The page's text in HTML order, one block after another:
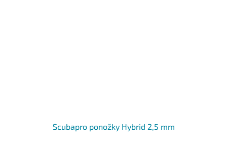
Scubapro ponožky Hybrid 2,5 mm